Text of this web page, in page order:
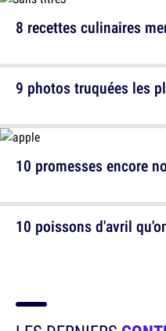
8 recettes culinaires
10 promesses encore
9 photos truquées les
10 poissons d'avril